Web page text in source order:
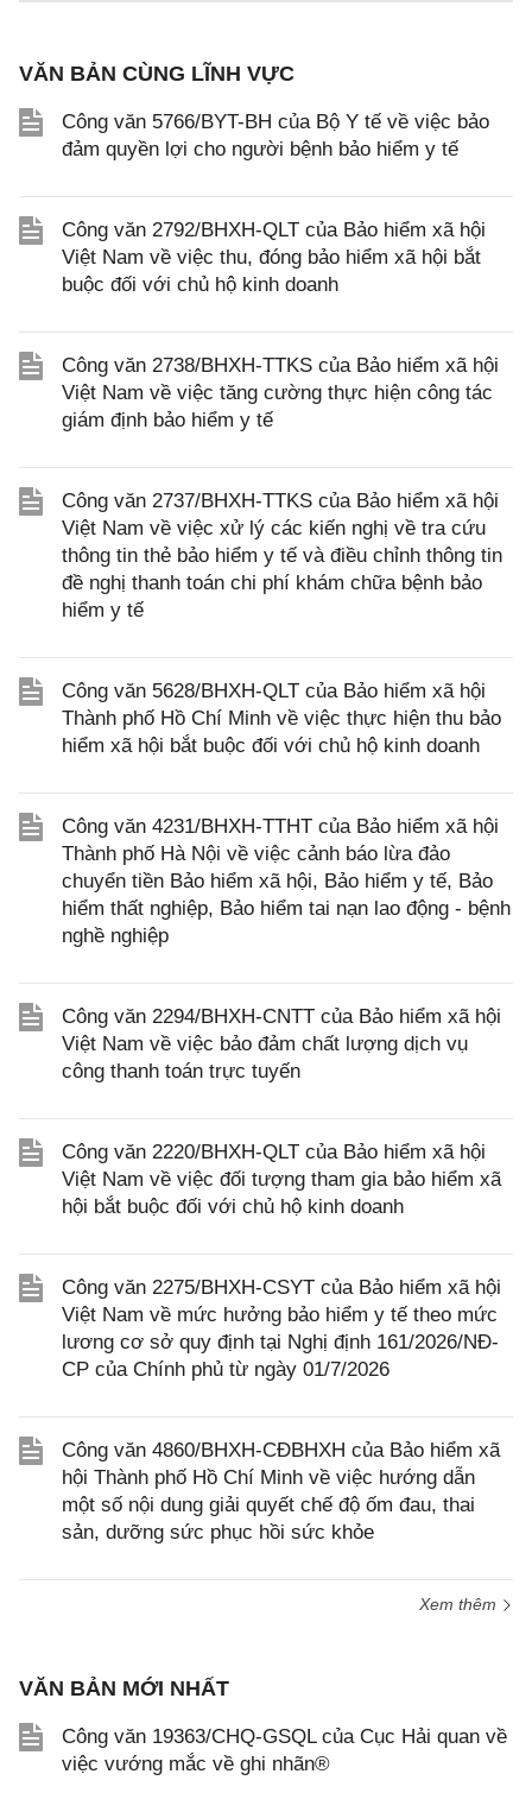
VĂN BẢN CÙNG LĨNH VỰC
Công văn 5766/BYT-BH của Bộ Y tế về việc bảo
đảm quyền lợi cho người bệnh bảo hiểm y tế
Công văn 2792/BHXH-QLT của Bảo hiểm xã hội
Việt Nam về việc thu, đóng bảo hiểm xã hội bắt
buộc đối với chủ hộ kinh doanh
Công văn 2738/BHXH-TTKS của Bảo hiểm xã hội
Việt Nam về việc tăng cường thực hiện công tác
giám định bảo hiểm y tế
Công văn 2737/BHXH-TTKS của Bảo hiểm xã hội
Việt Nam về việc xử lý các kiến nghị về tra cứu
thông tin thẻ bảo hiểm y tế và điều chỉnh thông tin
đề nghị thanh toán chi phí khám chữa bệnh bảo
hiểm y tế
Công văn 5628/BHXH-QLT của Bảo hiểm xã hội
Thành phố Hồ Chí Minh về việc thực hiện thu bảo
hiểm xã hội bắt buộc đối với chủ hộ kinh doanh
Công văn 4231/BHXH-TTHT của Bảo hiểm xã hội
Thành phố Hà Nội về việc cảnh báo lừa đảo
chuyển tiền Bảo hiểm xã hội, Bảo hiểm y tế, Bảo
hiểm thất nghiệp, Bảo hiểm tai nạn lao động - bệnh
nghề nghiệp
Công văn 2294/BHXH-CNTT của Bảo hiểm xã hội
Việt Nam về việc bảo đảm chất lượng dịch vụ
công thanh toán trực tuyến
Công văn 2220/BHXH-QLT của Bảo hiểm xã hội
Việt Nam về việc đối tượng tham gia bảo hiểm xã
hội bắt buộc đối với chủ hộ kinh doanh
Công văn 2275/BHXH-CSYT của Bảo hiểm xã hội
Việt Nam về mức hưởng bảo hiểm y tế theo mức
lương cơ sở quy định tại Nghị định 161/2026/NĐ-
CP của Chính phủ từ ngày 01/7/2026
Công văn 4860/BHXH-CĐBHXH của Bảo hiểm xã
hội Thành phố Hồ Chí Minh về việc hướng dẫn
một số nội dung giải quyết chế độ ốm đau, thai
sản, dưỡng sức phục hồi sức khỏe
Xem thêm
VĂN BẢN MỚI NHẤT
Công văn 19363/CHQ-GSQL của Cục Hải quan về
việc vướng mắc về ghi nhãn®